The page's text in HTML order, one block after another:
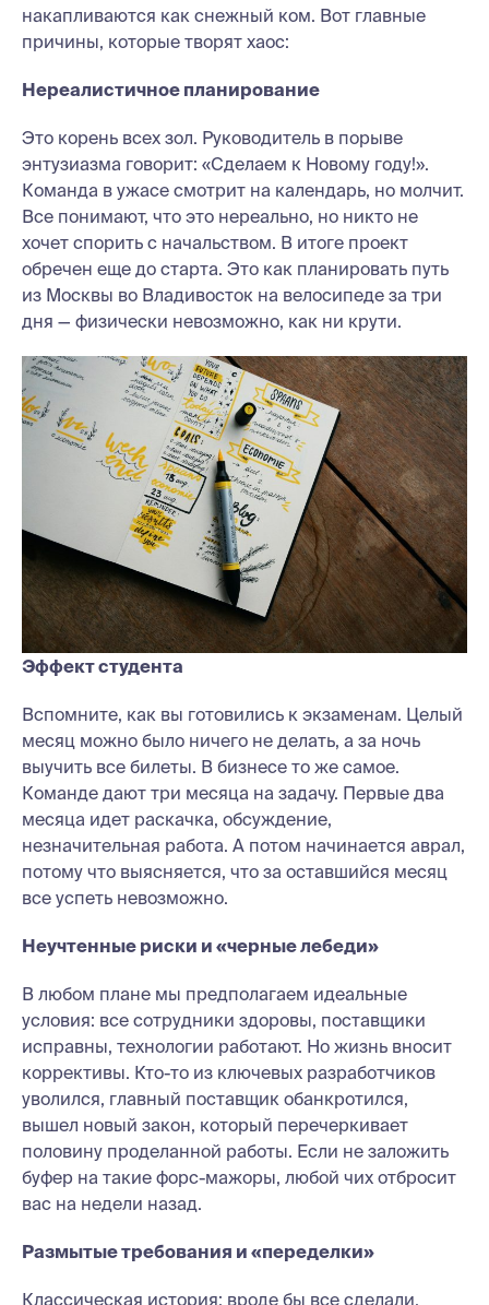
накапливаются как снежный ком. Вот главные
причины, которые творят хаос:
Нереалистичное планирование
Это корень всех зол. Руководитель в порыве
энтузиазма говорит: «Сделаем к Новому году!».
Команда в ужасе смотрит на календарь, но молчит.
Все понимают, что это нереально, но никто не
хочет спорить с начальством. В итоге проект
обречен еще до старта. Это как планировать путь
из Москвы во Владивосток на велосипеде за три
дня — физически невозможно, как ни крути.
Эффект студента
Вспомните, как вы готовились к экзаменам. Целый
месяц можно было ничего не делать, а за ночь
выучить все билеты. В бизнесе то же самое.
Команде дают три месяца на задачу. Первые два
месяца идет раскачка, обсуждение,
незначительная работа. А потом начинается аврал,
потому что выясняется, что за оставшийся месяц
все успеть невозможно.
Неучтенные риски и «черные лебеди»
В любом плане мы предполагаем идеальные
условия: все сотрудники здоровы, поставщики
исправны, технологии работают. Но жизнь вносит
коррективы. Кто-то из ключевых разработчиков
уволился, главный поставщик обанкротился,
вышел новый закон, который перечеркивает
половину проделанной работы. Если не заложить
буфер на такие форс-мажоры, любой чих отбросит
вас на недели назад.
Размытые требования и «переделки»
Классическая история: вроде бы все сделали,